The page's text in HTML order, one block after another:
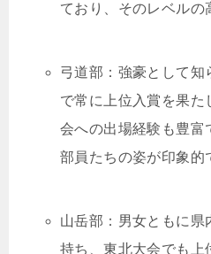
ており、そのレベルの
弓道部：強豪として知
で常に上位入賞を果た
会への出場経験も豊富
部員たちの姿が印象的
山岳部：男女ともに県
持ち、東北大会でも上